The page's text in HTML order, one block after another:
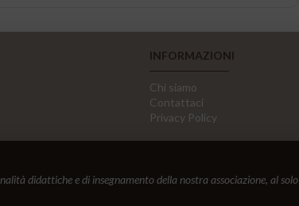
INFORMAZIONI
Chi siamo
Contattaci
Privacy Policy
didattiche e di insegnamento della nostra associazione, al solo